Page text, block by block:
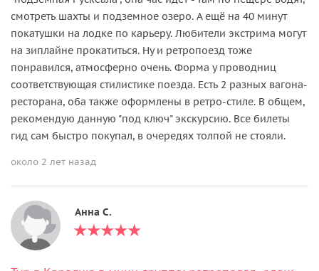
смотреть шахты и подземное озеро. А ещё на 40 минут
покатушки на лодке по карьеру. Любители экстрима могут
на зиплайне прокатиться. Ну и ретропоезд тоже
понравился, атмосферно очень. Форма у проводниц
соответствующая стилистике поезда. Есть 2 разных вагона-
ресторана, оба также оформлены в ретро-стиле. В общем,
рекомендую данную "под ключ" экскурсию. Все билеты
гид сам быстро покупал, в очередях толпой не стояли.
около 2 лет назад
Анна С.